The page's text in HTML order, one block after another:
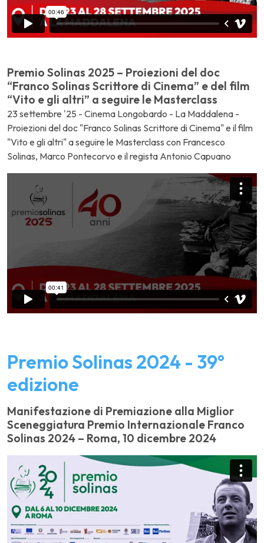
Premio Solinas 2025 – Proiezioni del doc
“Franco Solinas Scrittore di Cinema” e del film
“Vito e gli altri” a seguire le Masterclass
23 settembre '25 - Cinema Longobardo - La Maddalena -
Proiezioni del doc "Franco Solinas Scrittore di Cinema" e il film
"Vito e gli altri" a seguire le Masterclass con Francesco
Solinas, Marco Pontecorvo e il regista Antonio Capuano
Premio Solinas 2024 - 39°
edizione
Manifestazione di Premiazione alla Miglior
Sceneggiatura Premio Internazionale Franco
Solinas 2024 – Roma, 10 dicembre 2024